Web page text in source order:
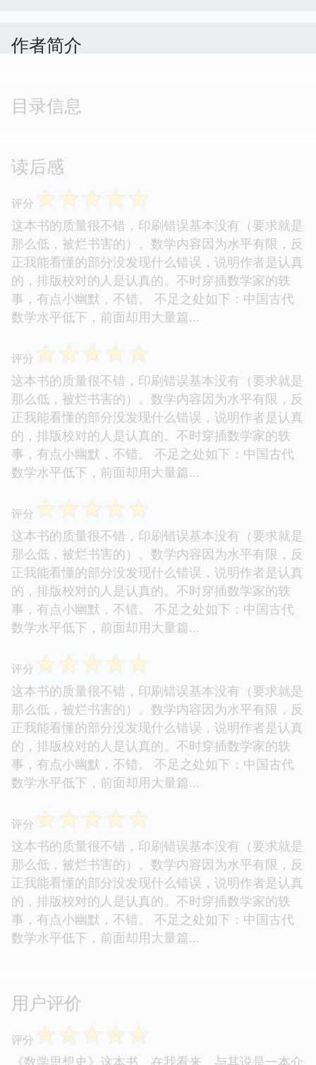
作者简介
目录信息
读后感
评分 ☆☆☆☆☆
这本书的质量很不错，印刷错误基本没有（要求就是
那么低，被烂书害的）。数学内容因为水平有限，反
正我能看懂的部分没发现什么错误，说明作者是认真
的，排版校对的人是认真的。不时穿插数学家的轶
事，有点小幽默，不错。 不足之处如下：中国古代
数学水平低下，前面却用大量篇...
评分 ☆☆☆☆☆
这本书的质量很不错，印刷错误基本没有（要求就是
那么低，被烂书害的）。数学内容因为水平有限，反
正我能看懂的部分没发现什么错误，说明作者是认真
的，排版校对的人是认真的。不时穿插数学家的轶
事，有点小幽默，不错。 不足之处如下：中国古代
数学水平低下，前面却用大量篇...
评分 ☆☆☆☆☆
这本书的质量很不错，印刷错误基本没有（要求就是
那么低，被烂书害的）。数学内容因为水平有限，反
正我能看懂的部分没发现什么错误，说明作者是认真
的，排版校对的人是认真的。不时穿插数学家的轶
事，有点小幽默，不错。 不足之处如下：中国古代
数学水平低下，前面却用大量篇...
评分 ☆☆☆☆☆
这本书的质量很不错，印刷错误基本没有（要求就是
那么低，被烂书害的）。数学内容因为水平有限，反
正我能看懂的部分没发现什么错误，说明作者是认真
的，排版校对的人是认真的。不时穿插数学家的轶
事，有点小幽默，不错。 不足之处如下：中国古代
数学水平低下，前面却用大量篇...
评分 ☆☆☆☆☆
这本书的质量很不错，印刷错误基本没有（要求就是
那么低，被烂书害的）。数学内容因为水平有限，反
正我能看懂的部分没发现什么错误，说明作者是认真
的，排版校对的人是认真的。不时穿插数学家的轶
事，有点小幽默，不错。 不足之处如下：中国古代
数学水平低下，前面却用大量篇...
用户评价
评分 ☆☆☆☆☆
《数学思想史》这本书，在我看来，与其说是一本介